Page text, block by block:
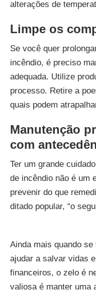
alterações de
Limpe os
Se você quer
incêndio, é preciso
adequada. Utilize
processo. Retire a
quais podem
Manutenção
com
Ter um grande
de incêndio não é um
prevenir do que
ditado popular, “o
Ainda mais quando
ajudar a salvar vidas
financeiros, o zelo é
valiosa é manter uma